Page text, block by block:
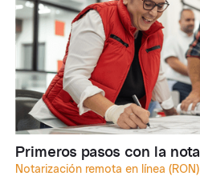
Notarización remota en línea (RON)